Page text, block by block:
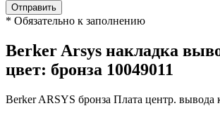
Отправить
* Обязательно к заполнению
Berker Arsys накладка
цвет: бронза 10049011
Berker ARSYS бронза Плата центр. вывода